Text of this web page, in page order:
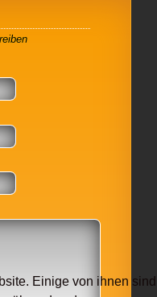
Einige von ihnen sind